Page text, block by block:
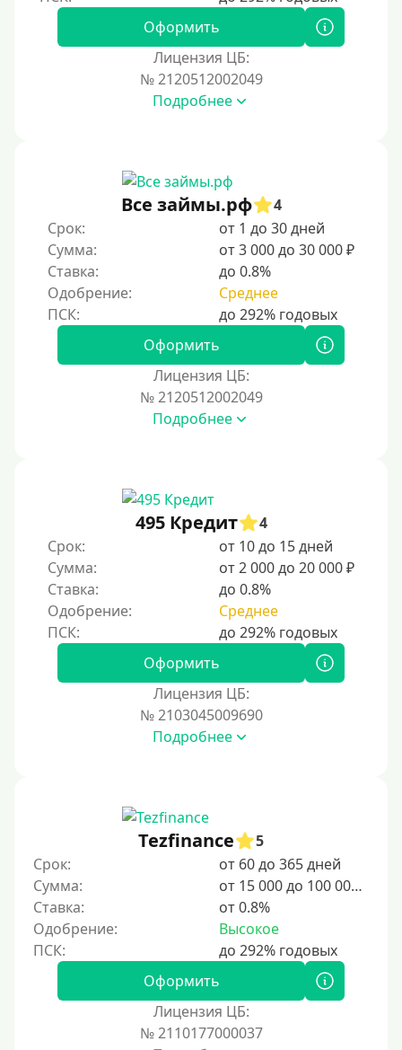
Оформить
Лицензия ЦБ:
№ 2120512002049
Подробнее
Все займы.рф
4
Срок:
от 1 до 30 дней
Сумма:
от 3 000 до 30 000 ₽
Ставка:
до 0.8%
Одобрение:
Среднее
Оформить
Лицензия ЦБ:
№ 2120512002049
Подробнее
495 Кредит
4
Срок:
от 10 до 15 дней
Сумма:
от 2 000 до 20 000 ₽
Ставка:
до 0.8%
Одобрение:
Среднее
Оформить
Лицензия ЦБ:
№ 2103045009690
Подробнее
Tezfinance
5
Срок:
от 60 до 365 дней
Сумма:
от 15 000 до 100 000 ₽
Ставка:
от 0.8%
Одобрение:
Высокое
Оформить
Лицензия ЦБ:
№ 2110177000037